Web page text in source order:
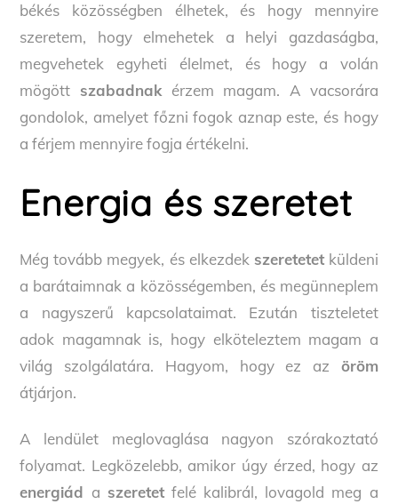
békés közösségben élhetek, és hogy mennyire
szeretem, hogy elmehetek a helyi gazdaságba,
megvehetek egyheti élelmet, és hogy a volán
mögöttszabadnak érzem magam. A vacsorára
gondolok, amelyet főzni fogok aznap este, és hogy
a férjem mennyire fogja értékelni.
Energia és szeretet
Még tovább megyek, és elkezdek szeretetetküldeni
a barátaimnak a közösségemben, és megünneplem
a nagyszerű kapcsolataimat. Ezután tiszteletet
adok magamnak is, hogy elköteleztem magam a
világ szolgálatára. Hagyom, hogy ez az öröm
átjárjon.
A lendület meglovaglása nagyon szórakoztató
folyamat. Legközelebb, amikor úgy érzed, hogy az
energiád a szeretetfelé kalibrál, lovagold meg a